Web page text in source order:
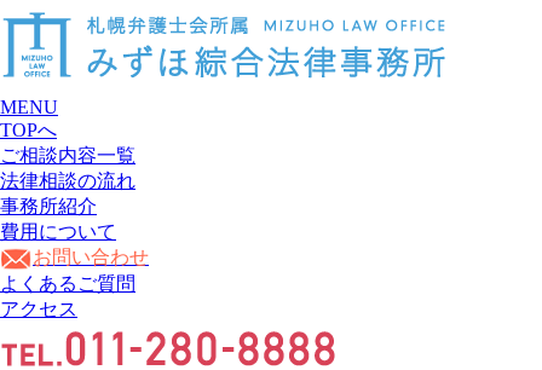
MENU
TOPへ
ご相談内容一覧
法律相談の流れ
事務所紹介
費用について
お問い合わせ
よくあるご質問
アクセス